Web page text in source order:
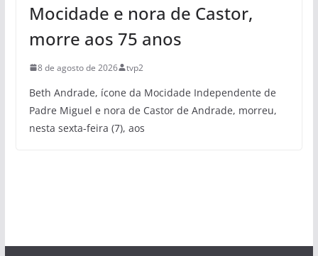
Mocidade e nora de Castor,
morre aos 75 anos
8 de agosto de 2026 tvp2
Beth Andrade, ícone da Mocidade Independente de
Padre Miguel e nora de Castor de Andrade, morreu,
nesta sexta-feira (7), aos